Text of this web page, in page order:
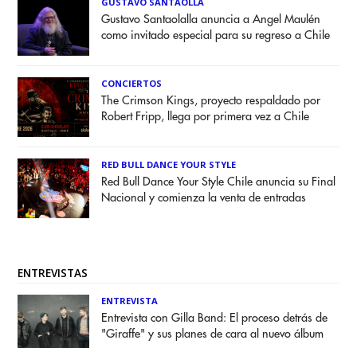
Gustavo Santaolalla anuncia a Angel Maulén
como invitado especial para su regreso a Chile
CONCIERTOS
The Crimson Kings, proyecto respaldado por
Robert Fripp, llega por primera vez a Chile
RED BULL DANCE YOUR STYLE
Red Bull Dance Your Style Chile anuncia su Final
Nacional y comienza la venta de entradas
ENTREVISTAS
ENTREVISTA
Entrevista con Gilla Band: El proceso detrás de
"Giraffe" y sus planes de cara al nuevo álbum